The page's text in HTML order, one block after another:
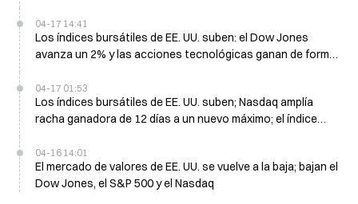
Ormuz
04-17 14:41
Los índices bursátiles de EE. UU. suben: el Dow Jones
avanza un 2% y las acciones tecnológicas ganan de forma
04-17 01:53
Los índices bursátiles de EE. UU. suben; Nasdaq amplía
racha ganadora de 12 días a un nuevo máximo; el índice
04-16 14:01
El mercado de valores de EE. UU. se vuelve a la baja; bajan el
Dow Jones, el S&P 500 y el Nasdaq